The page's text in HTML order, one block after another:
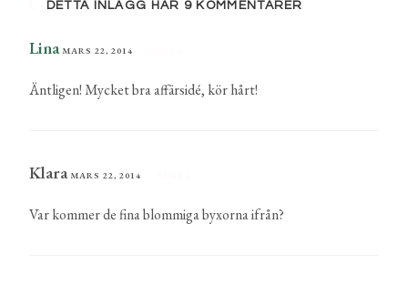
DETTA INLÄGG HAR 9 KOMMENTARER
Lina MARS 22, 2014
Äntligen! Mycket bra affärsidé, kör hårt!
Klara MARS 22, 2014
Var kommer de fina blommiga byxorna ifrån?